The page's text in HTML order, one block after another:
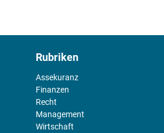
Rubriken
Assekuranz
Finanzen
Recht
Management
Wirtschaft